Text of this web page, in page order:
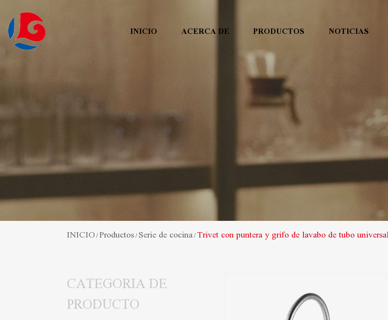
INICIO ACERCA DE PRODUCTOS NOTICIAS
INICIO/Productos/ Serie de cocina/ Trivet con puntera y grifo de lavabo de tubo
CATEGORIA DE
PRODUCTO